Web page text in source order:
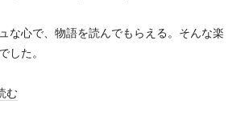
な心で、物語を読んでもらえる。そんな楽
した。
む